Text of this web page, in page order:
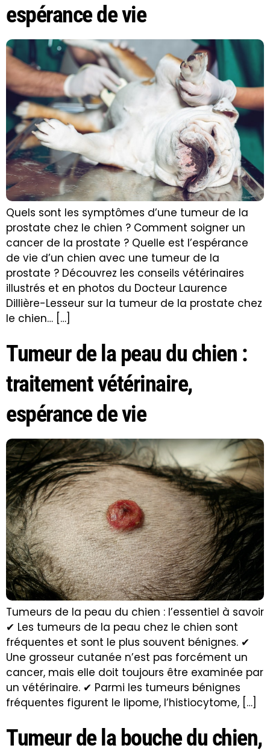
espérance de vie
Quels sont les symptômes d’une tumeur de la
prostate chez le chien ? Comment soigner un
cancer de la prostate ? Quelle est l’espérance
de vie d’un chien avec une tumeur de la
prostate ? Découvrez les conseils vétérinaires
illustrés et en photos du Docteur Laurence
Dillière-Lesseur sur la tumeur de la prostate chez
le chien… […]
Tumeur de la peau du chien :
traitement vétérinaire,
espérance de vie
Tumeurs de la peau du chien : l’essentiel à savoir
✔ Les tumeurs de la peau chez le chien sont
fréquentes et sont le plus souvent bénignes. ✔
Une grosseur cutanée n’est pas forcément un
cancer, mais elle doit toujours être examinée par
un vétérinaire. ✔ Parmi les tumeurs bénignes
fréquentes figurent le lipome, l’histiocytome, […]
Tumeur de la bouche du chien,